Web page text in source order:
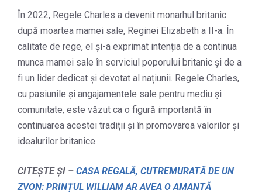
În 2022, Regele Charles a devenit monarhul britanic
după moartea mamei sale, Reginei Elizabeth a II-a. În
calitate de rege, el și-a exprimat intenția de a continua
munca mamei sale în serviciul poporului britanic și de a
fi un lider dedicat și devotat al națiunii. Regele Charles,
cu pasiunile și angajamentele sale pentru mediu și
comunitate, este văzut ca o figură importantă în
continuarea acestei tradiții și în promovarea valorilor și
idealurilor britanice.
CITEȘTE ȘI – CASA REGALĂ, CUTREMURATĂ DE UN
ZVON: PRINȚUL WILLIAM AR AVEA O AMANTĂ